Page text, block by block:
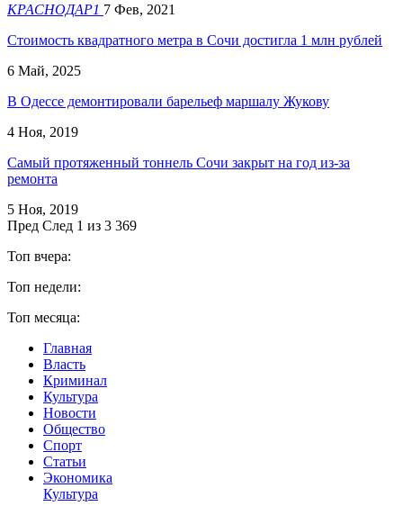
КРАСНОДАР1 7 Фев, 2021
Стоимость квадратного метра в Сочи достигла 1 млн рублей
6 Май, 2025
В Одессе демонтировали барельеф маршалу Жукову
4 Ноя, 2019
Самый протяженный тоннель Сочи закрыт на год из-за
ремонта
5 Ноя, 2019
Пред След 1 из 3 369
Топ вчера:
Топ недели:
Топ месяца:
Главная
Власть
Криминал
Культура
Новости
Общество
Спорт
Статьи
Экономика
Культура